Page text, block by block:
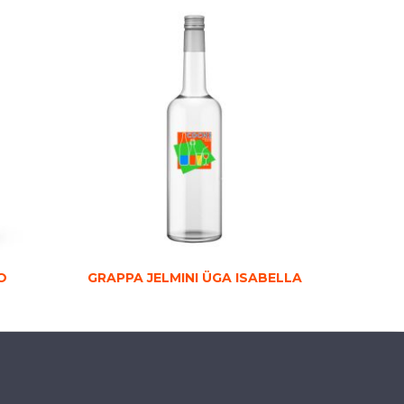
GRAPPA JELMINI ÜGA ISABELLA